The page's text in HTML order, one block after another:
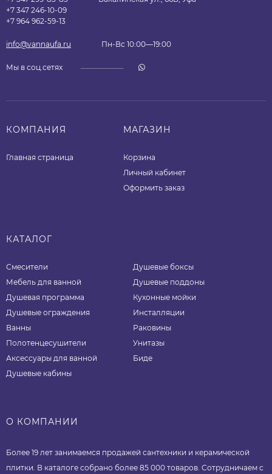
+7 347 246-10-09
+7 964 962-59-13
info@vannaufa.ru Пн-Вс 10:00—19:00
Мы в соц.сетях
КОМПАНИЯ
Главная страница
МАГАЗИН
Корзина
Личный кабинет
Оформить заказ
КАТАЛОГ
Смесители
Мебель для ванной
Душевая программа
Душевые ограждения
Ванны
Полотенцесушители
Аксессуары для ванной
Душевые кабины
Душевые боксы
Душевые поддоны
Кухонные мойки
Инсталляции
Раковины
Унитазы
Биде
О КОМПАНИИ
Более 19 лет занимаемся продажей сантехники и керамической
плитки. В каталоге собрано более 85 000 товаров. Сотрудничаем с